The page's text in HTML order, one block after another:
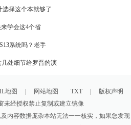
择这个本就够了
学会这4个省
系统吗？老手
处细节给罗晋的演
地图 网站地图 TXT
版权声明
未经授权禁止复制或建立镜像
内容数据庞杂本站无法一一核实，如果您发现